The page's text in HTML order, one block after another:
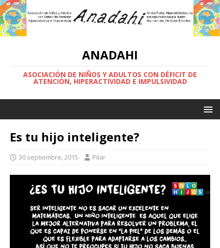
ANADAHI
ASOCIACIÓN DE NIÑOS Y ADULTOS CON DÉFICIT DE
ATENCIÓN, HIPERACTIVIDAD E IMPULSIVIDAD
Es tu hijo inteligente?
30 septiembre, 2015 Pilar